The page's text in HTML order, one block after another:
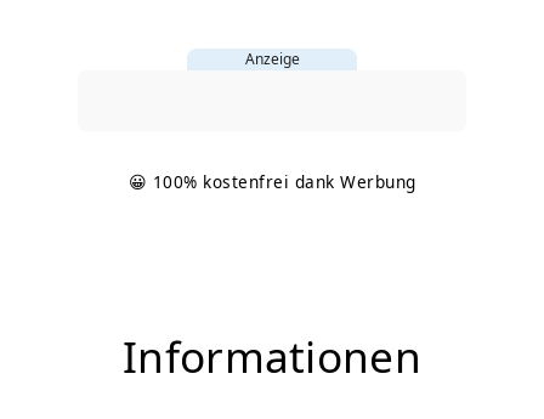
Anzeige
😀 100% kostenfrei dank Werbung
Informationen